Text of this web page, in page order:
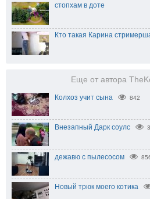
стопхам в доте
Кто такая Карина
Еще от автора
Колхоз учит сына 842
Внезапный Дарк соулс
дежавю с пылесосом
Новый трюк моего котика